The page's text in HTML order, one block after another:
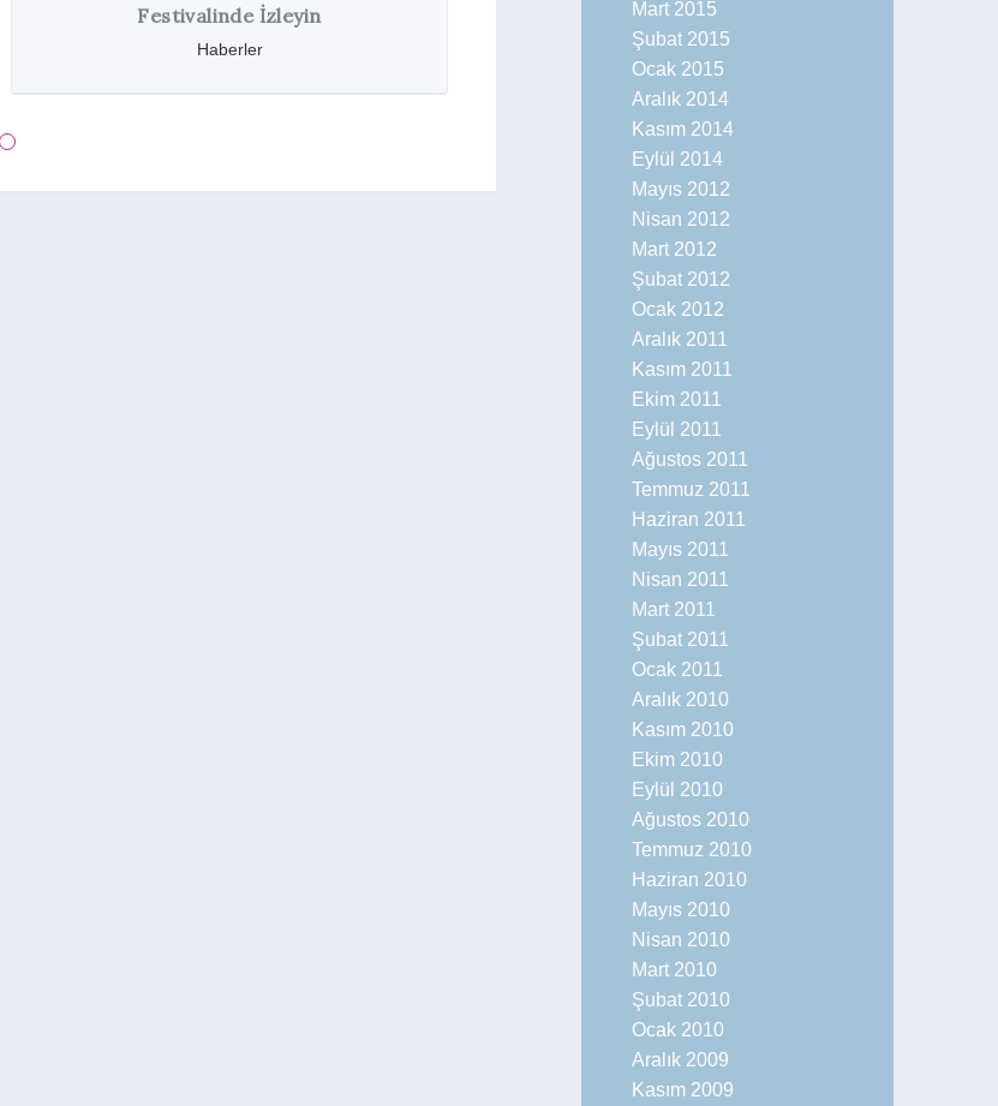
Mart 2015
Şubat 2015
Ocak 2015
Aralık 2014
Kasım 2014
Eylül 2014
Mayıs 2012
Nisan 2012
Mart 2012
Şubat 2012
Ocak 2012
Aralık 2011
Kasım 2011
Ekim 2011
Eylül 2011
Ağustos 2011
Temmuz 2011
Haziran 2011
Mayıs 2011
Nisan 2011
Mart 2011
Şubat 2011
Ocak 2011
Aralık 2010
Kasım 2010
Ekim 2010
Eylül 2010
Ağustos 2010
Temmuz 2010
Haziran 2010
Mayıs 2010
Nisan 2010
Mart 2010
Şubat 2010
Ocak 2010
Aralık 2009
Kasım 2009